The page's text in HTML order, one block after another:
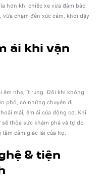
hơn khi chiếc xe vừa đảm bảo
chạm đến xúc cảm, khơi dậy
ái khi vận
êm nhẹ, ít rung. Đôi khi không
phố, có những chuyến đi
mái, êm ái của động cơ. Khi
thỏa sức khám phá và tự do
cảm giác lái của họ.
& tiện